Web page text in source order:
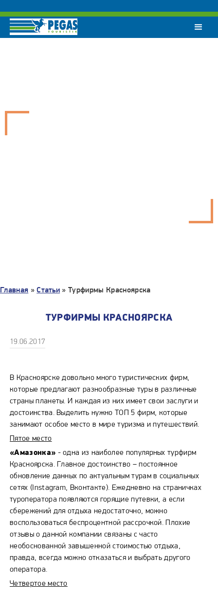
Главная »Статьи »Турфирмы Красноярска
ТУРФИРМЫ КРАСНОЯРСКА
19.06.2017
В Красноярске довольно много туристических фирм,
которые предлагают разнообразные туры в различные
страны планеты. И каждая из них имеет свои заслуги и
достоинства. Выделить нужно ТОП 5 фирм, которые
занимают особое место в мире туризма и путешествий.
Пятое место
«Амазонка» - одна из наиболее популярных турфирм
Красноярска. Главное достоинство – постоянное
обновление данных по актуальным турам в социальных
сетях (Instagram, Вконтакте). Ежедневно на страничках
туроператора появляются горящие путевки, а если
сбережений для отдыха недостаточно, можно
воспользоваться беспроцентной рассрочкой. Плохие
отзывы о данной компании связаны с часто
необоснованной завышенной стоимостью отдыха,
правда, всегда можно отказаться и выбрать другого
оператора.
Четвертое место